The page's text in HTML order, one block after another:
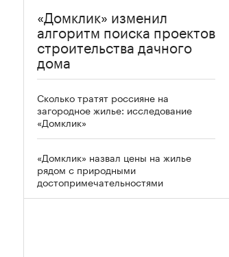
«Домклик» изменил
алгоритм поиска проектов
строительства дачного
дома
Сколько тратят россияне на
загородное жилье: исследование
«Домклик»
«Домклик» назвал цены на жилье
рядом с природными
достопримечательностями